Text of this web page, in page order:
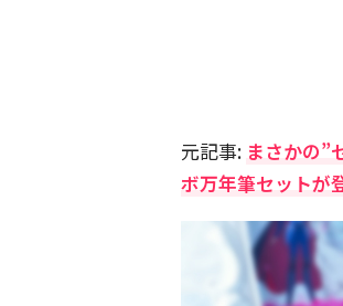
元記事: まさかの”
ボ万年筆セットが